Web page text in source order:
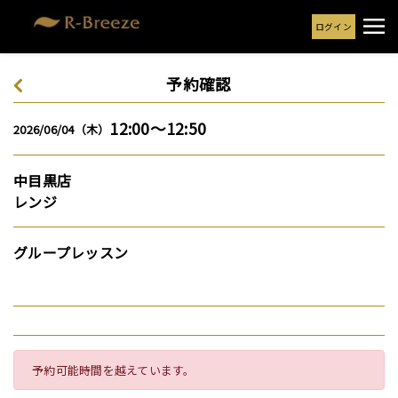
ログイン
予約確認
2026/06/04（木） 12:00～12:50
中目黒店
レンジ
グループレッスン
予約可能時間を越えています。